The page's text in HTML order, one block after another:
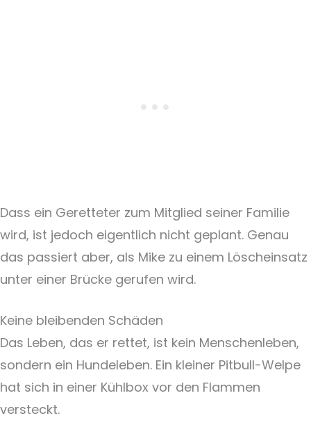
Dass ein Geretteter zum Mitglied seiner Familie
wird, ist jedoch eigentlich nicht geplant. Genau
das passiert aber, als Mike zu einem Löscheinsatz
unter einer Brücke gerufen wird.
Keine bleibenden Schäden
Das Leben, das er rettet, ist kein Menschenleben,
sondern ein Hundeleben. Ein kleiner Pitbull-Welpe
hat sich in einer Kühlbox vor den Flammen
versteckt.